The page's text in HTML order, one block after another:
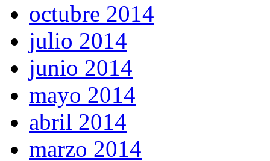
octubre 2014
julio 2014
junio 2014
mayo 2014
abril 2014
marzo 2014